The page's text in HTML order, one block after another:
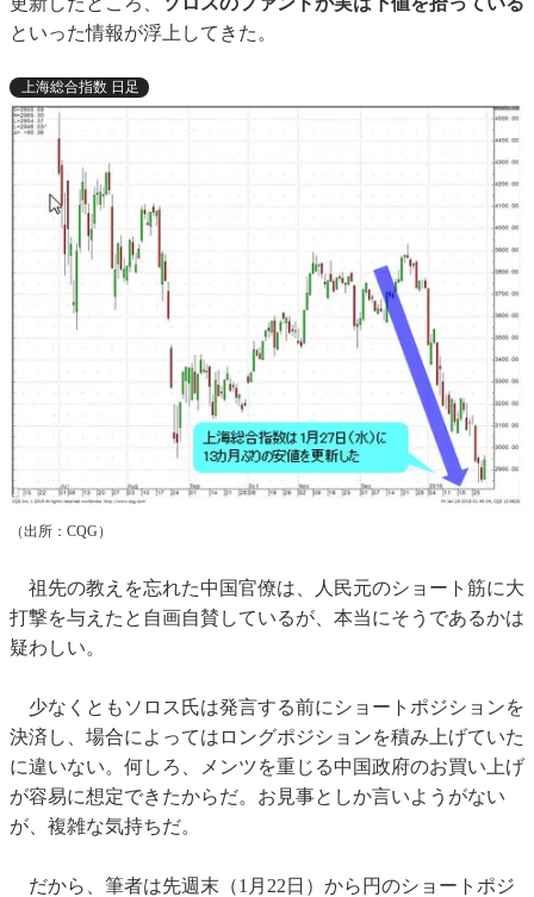
といった情報が浮上してきた。
上海総合指数 日足
（出所：CQG）
祖先の教えを忘れた中国官僚は、人民元のショート筋に大
打撃を与えたと自画自賛しているが、本当にそうであるかは
疑わしい。
少なくともソロス氏は発言する前にショートポジションを
決済し、場合によってはロングポジションを積み上げていた
に違いない。何しろ、メンツを重じる中国政府のお買い上げ
が容易に想定できたからだ。お見事としか言いようがない
が、複雑な気持ちだ。
だから、筆者は先週末（1月22日）から円のショートポジ